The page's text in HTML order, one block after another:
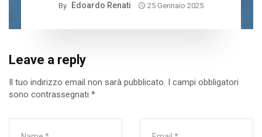
By Edoardo Renati 25 Gennaio 2025
Leave a reply
Il tuo indirizzo email non sarà pubblicato. I campi obbligatori
sono contrassegnati *